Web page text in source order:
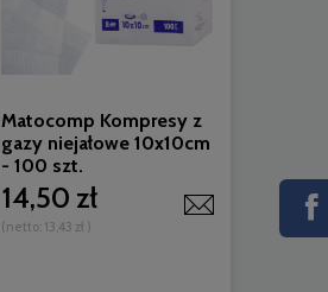
Matocomp Kompresy z
gazy niejałowe 10x10cm
- 100 szt.
14,50 zł
(netto: 13,43 zł )